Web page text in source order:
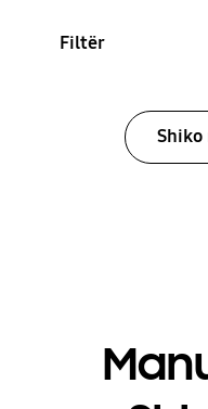
Filtër
Shiko